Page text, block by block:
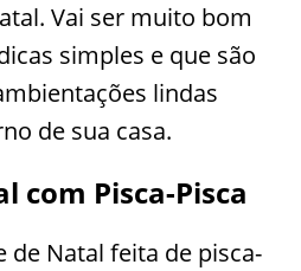
Vai ser muito bom
simples e que são
lindas
de sua casa.
com Pisca-Pisca
de Natal feita de pisca-